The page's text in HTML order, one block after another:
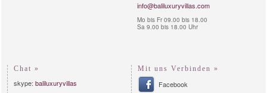
info@baliluxuryvillas.com
Mo bis Fr 09.00 bis 18.00
Sa 9.00 bis 18.00 Uhr
Chat »
skype: baliluxuryvillas
Mit uns Verbinden »
Facebook